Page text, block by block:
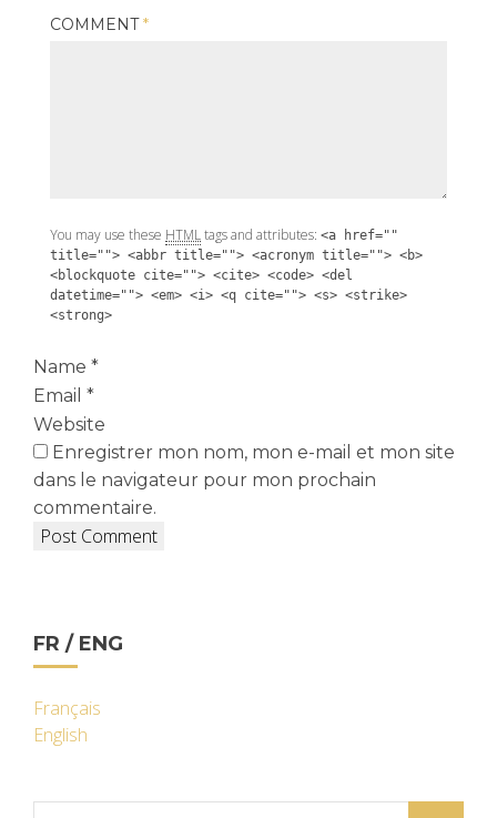
COMMENT*
You may use these HTMLtags and attributes: <a href=""
title=""> <abbr title=""> <acronym title=""> <b>
<blockquote cite=""> <cite> <code> <del
datetime=""> <em> <i> <q cite=""> <s> <strike>
<strong>
Name *
Email *
Website
Enregistrer mon nom, mon e-mail et mon site
dans le navigateur pour mon prochain
commentaire.
FR / ENG
Français
English